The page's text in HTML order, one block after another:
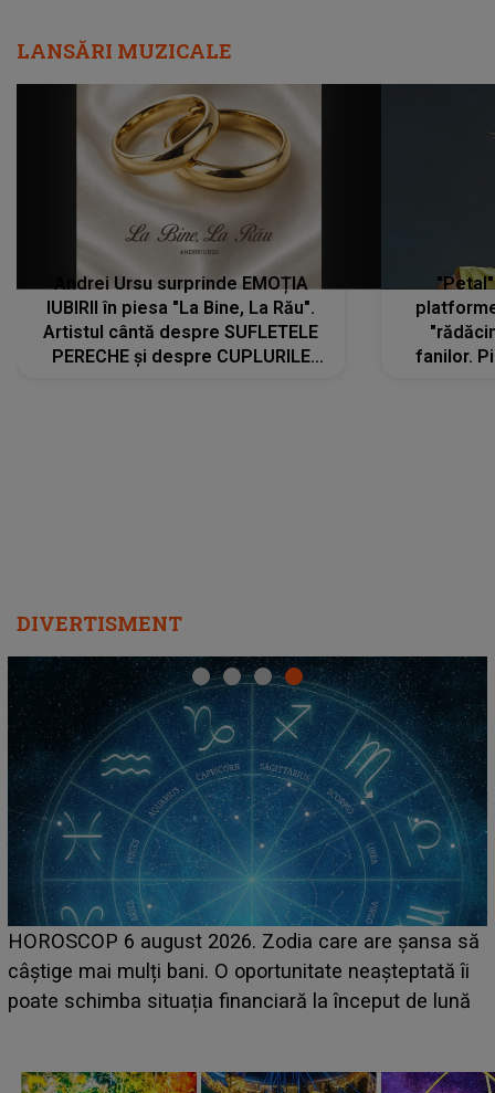
LANSĂRI MUZICALE
Andrei Ursu surprinde EMOȚIA
IUBIRII în piesa "La Bine, La Rău".
Artistul cântă despre SUFLETELE
PERECHE și despre CUPLURILE
fanilor.
DIVERTISMENT
HOROSCOP 6 august 2026. Zodia care are șansa să
câștige mai mulți bani. O oportunitate neașteptată îi
poate schimba situația financiară la început de lună